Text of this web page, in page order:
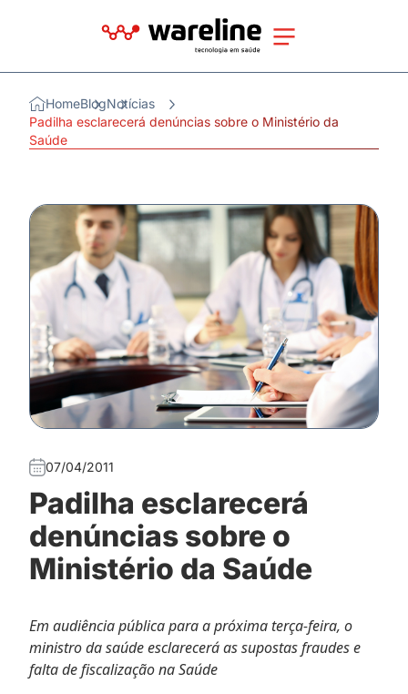
HomeBlogNotícias
Padilha esclarecerá denúncias sobre o Ministério da
Saúde
07/04/2011
Padilha esclarecerá
denúncias sobre o
Ministério da Saúde
Em audiência pública para a próxima terça-feira, o
ministro da saúde esclarecerá as supostas fraudes e
falta de fiscalização na Saúde